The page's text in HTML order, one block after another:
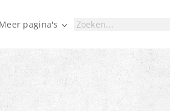
Meer pagina's